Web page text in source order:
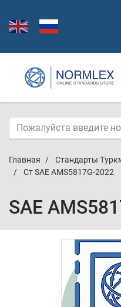
Главная Стандарты
Ст SAE AMS5817G-2022
SAE